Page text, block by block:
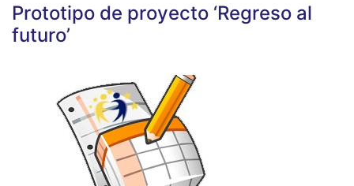
Prototipo de proyecto ‘Regreso al
futuro’